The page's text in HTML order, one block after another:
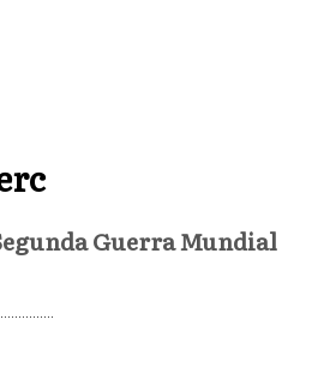
Guerra Mundial